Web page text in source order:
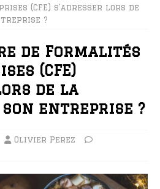
(CFE) s’adresser lors de
?
de Formalités
(CFE)
de la
entreprise ?
Olivier Perez